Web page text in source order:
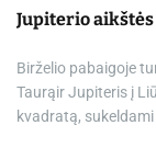
Jupiterio
Birželio pabaigoje
Taurąir Jupiteris į
kvadratą,